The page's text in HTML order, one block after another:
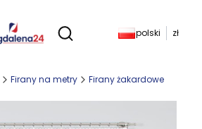
Otwórz wyszukiwarkę
Produkty w
polski zł
Firany na metry Firany żakardowe